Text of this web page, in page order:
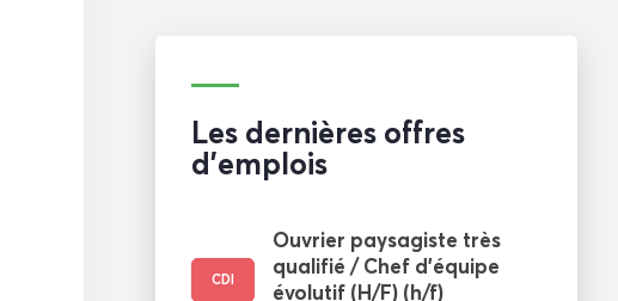
Les dernières offres
d'emplois
CDI
Ouvrier paysagiste très
qualifié / Chef d’équipe
évolutif (H/F) (h/f)